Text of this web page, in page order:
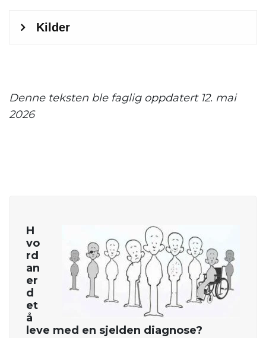
Denne teksten ble faglig oppdatert 12. mai
2026
H
vo
rd
an
er
d
et
å
leve med en sjelden diagnose?